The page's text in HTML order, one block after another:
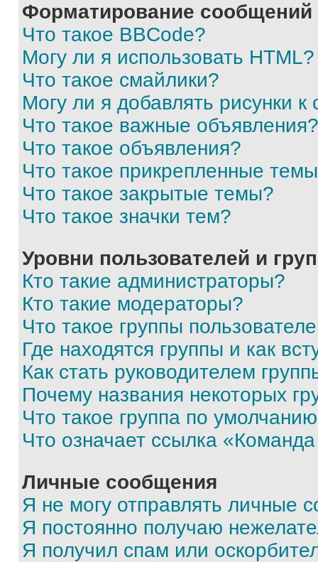
Форматирование
Что такое BBCode?
Могу ли я использовать HTML?
Что такое смайлики?
Могу ли я добавлять рисунки
Что такое важные объявления?
Что такое объявления?
Что такое прикрепленные
Что такое закрытые темы?
Что такое значки тем?
Уровни пользователей и
Кто такие администраторы?
Кто такие модераторы?
Что такое группы
Где находятся группы и как
Как стать руководителем
Почему названия некоторых
Что такое группа по
Что означает ссылка
Личные сообщения
Я не могу отправлять личные
Я постоянно получаю
Я получил спам или